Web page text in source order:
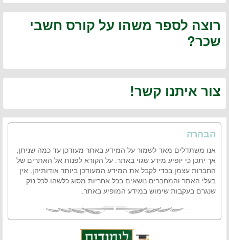
רוצה לספר משהו על קורס חשבי
שכר?
צור איתנו קשר!
הבהרה
אנו משתדלים מאד לשמור על המידע באתר מעודכן עד כמה שניתן,
אך יתכן כי יופיע מידע שגוי באתר. על הקורא לפנות אל האתרים של
החברות עצמן בכדי לקבל את המידע המעודכן ביותר אודותיהן. אין
בעלי האתר והמחברים נושאים בכל אחריות מסוג כלשהו לכל נזק
שנגרם בעקבות שימוש במידע המופיע באתר.